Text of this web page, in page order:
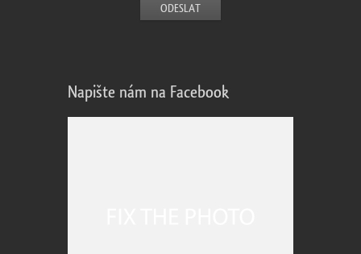
Napište nám na Facebook